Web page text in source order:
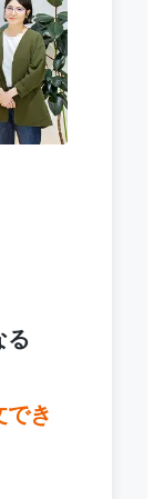
る
でき